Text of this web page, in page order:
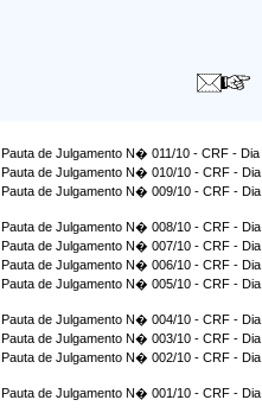
Pauta de Julgamento N� 011/10 - CRF - Dia
Pauta de Julgamento N� 010/10 - CRF -
Pauta de Julgamento N� 009/10 - CRF -
Pauta de Julgamento N� 008/10 - CRF -
Pauta de Julgamento N� 007/10 - CRF -
Pauta de Julgamento N� 006/10 - CRF -
Pauta de Julgamento N� 005/10 - CRF -
Pauta de Julgamento N� 004/10 - CRF -
Pauta de Julgamento N� 003/10 - CRF -
Pauta de Julgamento N� 002/10 - CRF -
Pauta de Julgamento N� 001/10 - CRF - Dia